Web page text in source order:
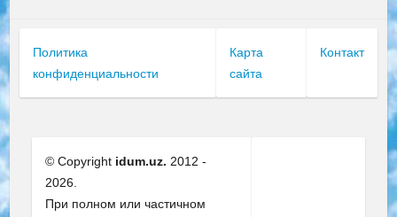
Политика
конфиденциальности
Карта
сайта
Контакт
© Copyright idum.uz. 2012 -
2026.
При полном или частичном